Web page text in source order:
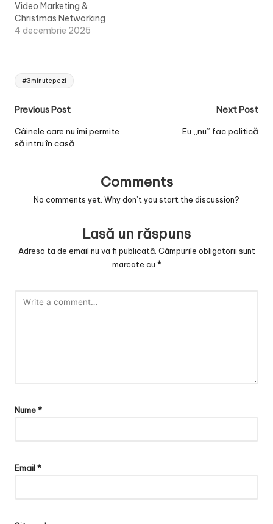
Video Marketing &
Christmas Networking
4 decembrie 2025
Tags:
#3minutepezi
Post
navigation
Previous Post
Câinele care nu îmi permite
să intru în casă
Next Post
Eu „nu” fac politică
Comments
No comments yet. Why don’t you start the discussion?
Lasă un răspuns
Adresa ta de email nu va fi publicată. Câmpurile obligatorii sunt
marcate cu *
Nume*
Email*